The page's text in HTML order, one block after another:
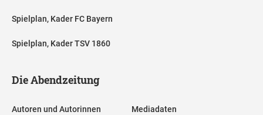
Spielplan, Kader FC Bayern
Spielplan, Kader TSV 1860
Die Abendzeitung
Autoren und Autorinnen Mediadaten